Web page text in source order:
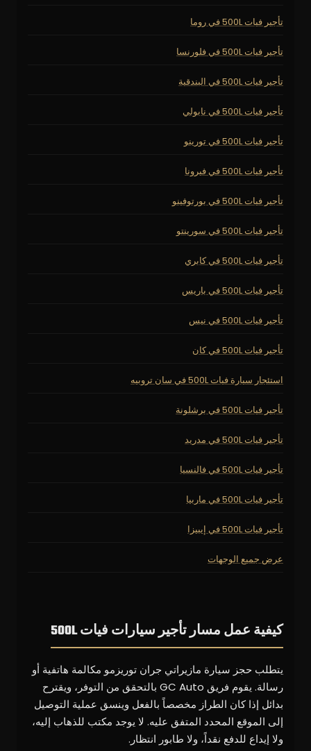
تأجير فيات 500L في روما
تأجير فيات 500L في فلورنسا
تأجير فيات 500L في البندقية
تأجير فيات 500L في نابولي
تأجير فيات 500L في تورينو
تأجير فيات 500L في فيرونا
تأجير فيات 500L في بورتوفينو
تأجير فيات 500L في سورينتو
تأجير فيات 500L في كابري
تأجير فيات 500L في باريس
تأجير فيات 500L في نيس
تأجير فيات 500L في كان
استئجار سيارة فيات 500L في سان تروبيه
تأجير فيات 500L في برشلونة
تأجير فيات 500L في مدريد
تأجير فيات 500L في فالنسيا
تأجير فيات 500L في ماربيا
تأجير فيات 500L في إيبيزا
عرض جميع الوجهات
كيفية عمل مسار تأجير سيارات فيات 500L
يتطلب حجز سيارة مازيراتي جران توريزمو مكالمة هاتفية أو
رسالة. يقوم فريق GC Auto بالتحقق من التوفر، ويقترح
بدائل إذا كان الطراز مخصصاً بالفعل وينسق عملية التوصيل
إلى الموقع المحدد المتفق عليه. لا يوجد مكتب للذهاب إليه،
ولا إيداع للدفع نقداً، ولا طابور انتظار.